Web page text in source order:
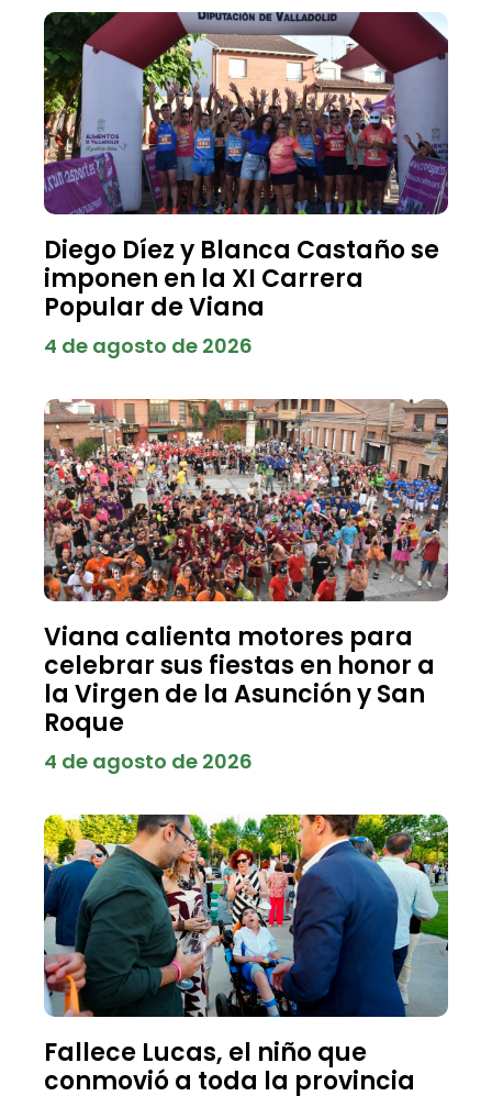
Diego Díez y Blanca Castaño se
imponen en la XI Carrera
Popular de Viana
4 de agosto de 2026
Viana calienta motores para
celebrar sus fiestas en honor a
la Virgen de la Asunción y San
Roque
4 de agosto de 2026
Fallece Lucas, el niño que
conmovió a toda la provincia